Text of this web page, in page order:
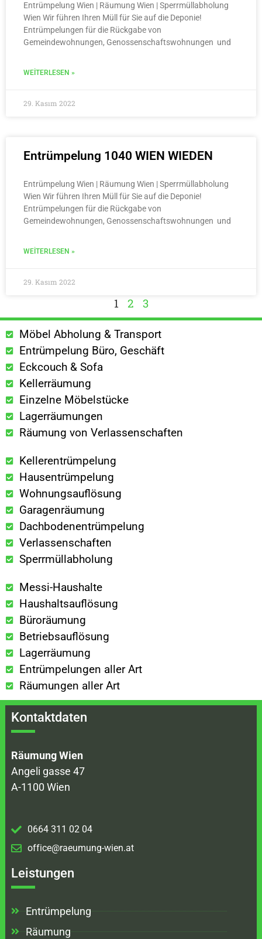
Entrümpelung Wien | Räumung Wien | Sperrmüllabholung
Wien Wir führen Ihren Müll für Sie auf die Deponie!
Entrümpelungen für die Rückgabe von
Gemeindewohnungen, Genossenschaftswohnungen und
WEITERLESEN »
29. Kasım 2022
Entrümpelung 1040 WIEN WIEDEN
Entrümpelung Wien | Räumung Wien | Sperrmüllabholung
Wien Wir führen Ihren Müll für Sie auf die Deponie!
Entrümpelungen für die Rückgabe von
Gemeindewohnungen, Genossenschaftswohnungen und
WEITERLESEN »
29. Kasım 2022
1 2 3
Möbel Abholung & Transport
Entrümpelung Büro, Geschäft
Eckcouch & Sofa
Kellerräumung
Einzelne Möbelstücke
Lagerräumungen
Räumung von Verlassenschaften
Kellerentrümpelung
Hausentrümpelung
Wohnungsauflösung
Garagenräumung
Dachbodenentrümpelung
Verlassenschaften
Sperrmüllabholung
Messi-Haushalte
Haushaltsauflösung
Büroräumung
Betriebsauflösung
Lagerräumung
Entrümpelungen aller Art
Räumungen aller Art
Kontaktdaten
Räumung Wien
Angeli gasse 47
A-1100 Wien
0664 311 02 04
office@raeumung-wien.at
Leistungen
Entrümpelung
Räumung